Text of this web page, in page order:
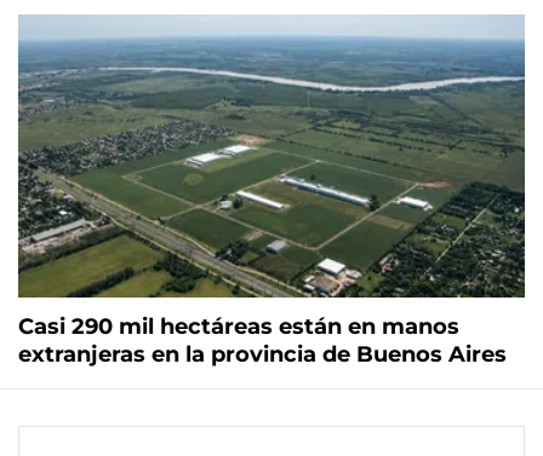
Casi 290 mil hectáreas están en manos
extranjeras en la provincia de Buenos Aires